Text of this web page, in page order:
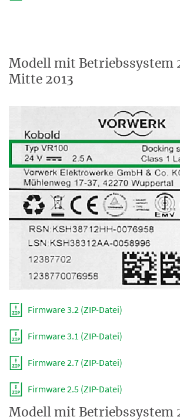
Modell mit Betriebssystem
Mitte 2013
Firmware 3.2 (ZIP-Datei)
Firmware 3.1 (ZIP-Datei)
Firmware 2.7 (ZIP-Datei)
Firmware 2.5 (ZIP-Datei)
Modell mit Betriebssystem